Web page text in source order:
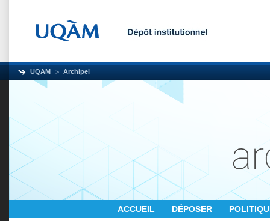
UQAM Archipel
ACCUEIL DÉPOSER